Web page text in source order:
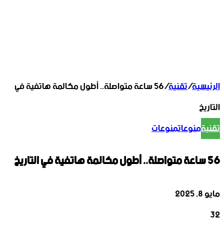
الرئيسية/تقنية/ 56 ساعة متواصلة.. أطول مكالمة هاتفية في
التاريخ
تقنيةمنوعاتمنوعات
56 ساعة متواصلة.. أطول مكالمة هاتفية في التاريخ
مايو 8, 2025
32